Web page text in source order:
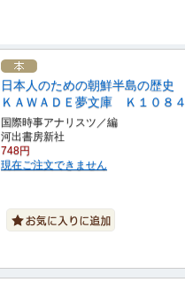
日本人のための朝鮮半島の歴史
ＫＡＷＡＤＥ夢文庫 Ｋ１０８４
国際時事アナリスツ／編
河出書房新社
748円
現在ご注文できません